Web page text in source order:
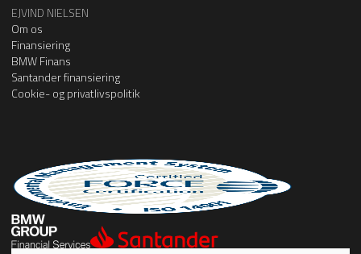
EJVIND NIELSEN
Om os
Finansiering
BMW Finans
Santander finansiering
Cookie- og privatlivspolitik